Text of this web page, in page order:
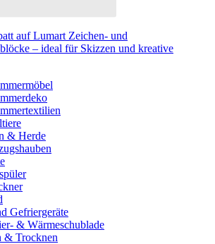
auf Lumart Zeichen- und
– ideal für Skizzen und kreative
& Herde
Gefriergeräte
& Wärmeschublade
& Trocknen